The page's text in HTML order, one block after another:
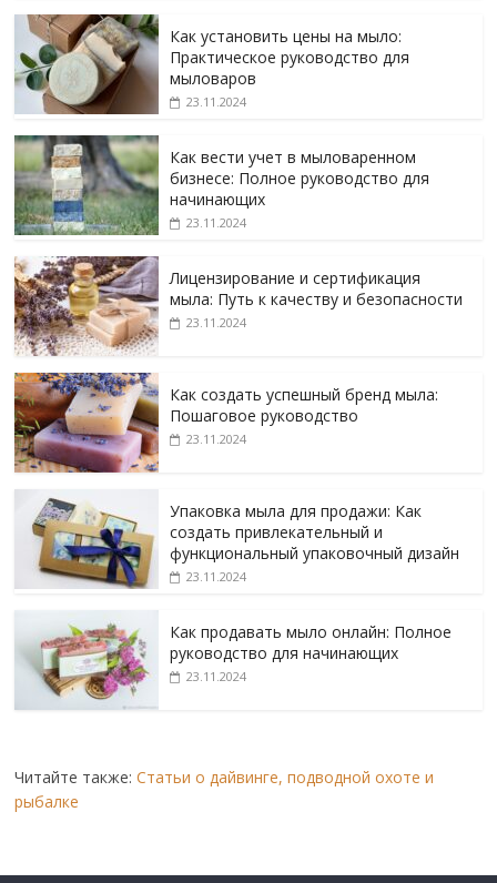
Как установить цены на мыло:
Практическое руководство для
мыловаров
23.11.2024
Как вести учет в мыловаренном
бизнесе: Полное руководство для
начинающих
23.11.2024
Лицензирование и сертификация
мыла: Путь к качеству и безопасности
23.11.2024
Как создать успешный бренд мыла:
Пошаговое руководство
23.11.2024
Упаковка мыла для продажи: Как
создать привлекательный и
функциональный упаковочный дизайн
23.11.2024
Как продавать мыло онлайн: Полное
руководство для начинающих
23.11.2024
Читайте также:Статьи о дайвинге, подводной охоте и
рыбалке